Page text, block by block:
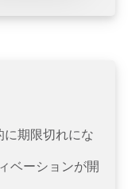
に期限切れにな
ベーションが開